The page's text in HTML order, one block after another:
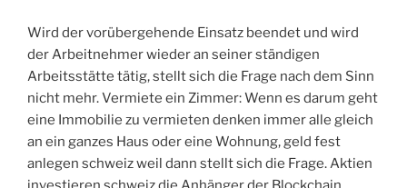
Wird der vorübergehende Einsatz beendet und wird
der Arbeitnehmer wieder an seiner ständigen
Arbeitsstätte tätig, stellt sich die Frage nach dem Sinn
nicht mehr. Vermiete ein Zimmer: Wenn es darum geht
eine Immobilie zu vermieten denken immer alle gleich
an ein ganzes Haus oder eine Wohnung, geld fest
anlegen schweiz weil dann stellt sich die Frage. Aktien